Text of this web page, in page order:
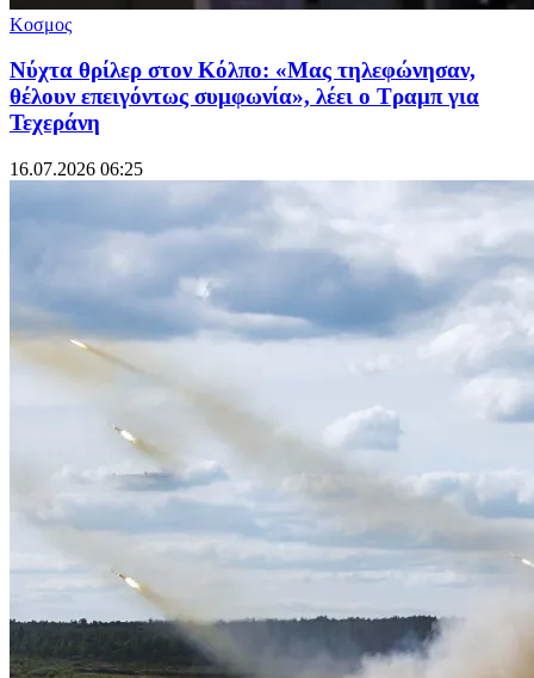
Κοσμος
Νύχτα θρίλερ στον Κόλπο: «Μας τηλεφώνησαν,
θέλουν επειγόντως συμφωνία», λέει ο Τραμπ για
Τεχεράνη
16.07.2026 06:25